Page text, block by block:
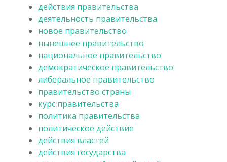
действия правительства
деятельность правительства
новое правительство
нынешнее правительство
национальное правительство
демократическое правительство
либеральное правительство
правительство страны
курс правительства
политика правительства
политическое действие
действия властей
действия государства